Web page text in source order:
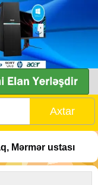
Mərmər ustası